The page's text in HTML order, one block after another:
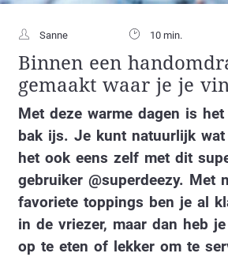
Sanne 10 min.
Binnen een
gemaakt waar je je
Met deze warme dagen is
bak ijs. Je kunt natuurlijk
het ook eens zelf met dit
gebruiker @superdeezy. Met
favoriete toppings ben je al
in de vriezer, maar dan heb
op te eten of lekker om te